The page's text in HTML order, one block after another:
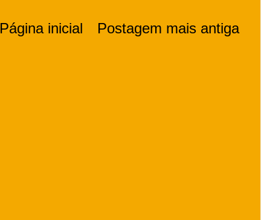
Postagem mais antiga
Página inicial